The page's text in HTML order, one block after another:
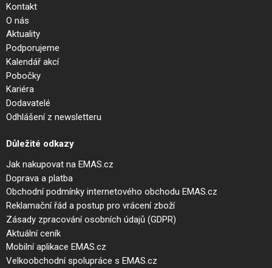
Kontakt
O nás
Aktuality
Podporujeme
Kalendář akcí
Pobočky
Kariéra
Dodavatelé
Odhlášení z newsletteru
Důležité odkazy
Jak nakupovat na EMAS.cz
Doprava a platba
Obchodní podmínky internetového obchodu EMAS.cz
Reklamační řád a postup pro vrácení zboží
Zásady zpracování osobních údajů (GDPR)
Aktuální ceník
Mobilní aplikace EMAS.cz
Velkoobchodní spolupráce s EMAS.cz